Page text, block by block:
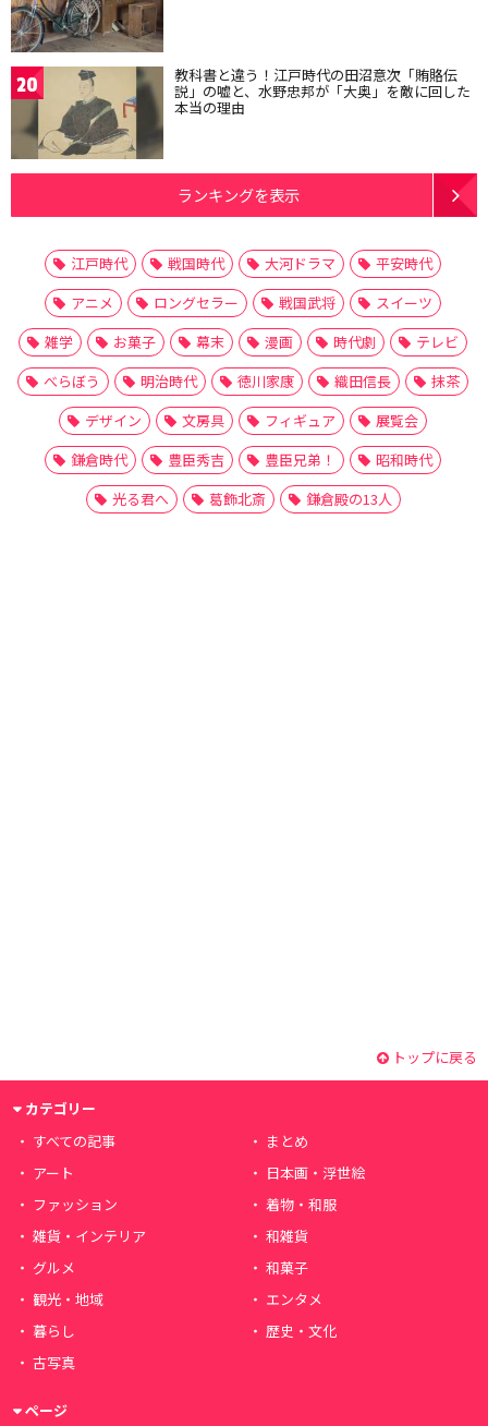
20 教科書と違う！江戸時代の田沼意次「賄賂伝
説」の嘘と、水野忠邦が「大奥」を敵に回した
本当の理由
ランキングを表示
江戸時代 戦国時代 大河ドラマ
平安時代
アニメ
ロングセラー 戦国武将
スイーツ
雑学
お菓子 幕末 漫画 時代劇
テレビ
べらぼう
明治時代 徳川家康 織田信長
抹茶
デザイン
文房具 フィギュア
展覧会
鎌倉時代
豊臣秀吉 豊臣兄弟！
昭和時代
光る君へ
葛飾北斎 鎌倉殿の13人
トップに戻る
カテゴリー
すべての記事
まとめ
アート
日本画・浮世絵
ファッション
着物・和服
雑貨・インテリア
和雑貨
グルメ
和菓子
観光・地域
エンタメ
暮らし
歴史・文化
古写真
ページ